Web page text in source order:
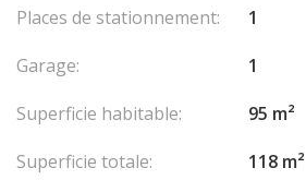
Places de stationnement:
1
Garage:
1
Superficie habitable:
95 m²
Superficie totale:
118 m²